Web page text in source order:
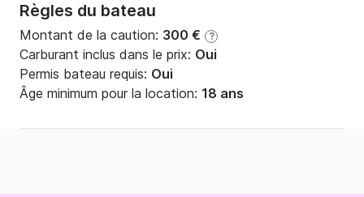
Règles du bateau
Montant de la caution: 300 € ?
Carburant inclus dans le prix: Oui
Permis bateau requis: Oui
Âge minimum pour la location: 18 ans